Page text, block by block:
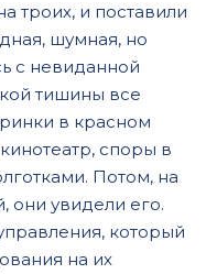
троих, и поставили
шумная, но
с невиданной
тишины все
в красном
споры в
Потом, на
они увидели его.
который
на их